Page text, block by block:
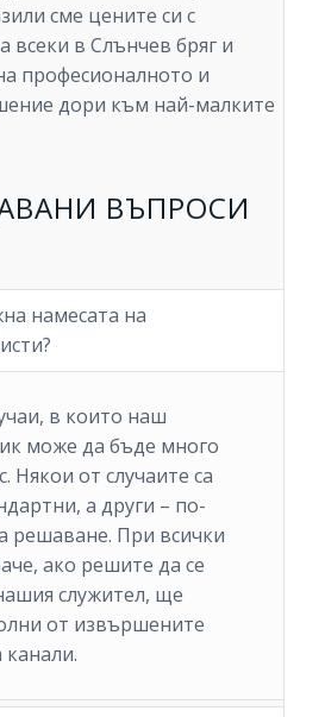
сме цените си с
всеки в Слънчев бряг и
професионалното и
дори към най-малките
ВЪПРОСИ
намесата на
в които наш
може да бъде много
Някои от случаите са
а други – по-
решаване. При всички
ако решите да се
служител, ще
от извършените